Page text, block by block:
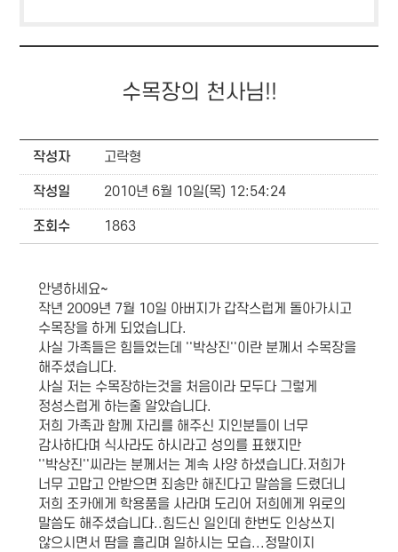
수목장의 천사님!!
작성자 고락형
작성일 2010년 6월 10일(목) 12:54:24
조회수 1863
안녕하세요~
작년 2009년 7월 10일 아버지가 갑작스럽게 돌아가시고
수목장을 하게 되었습니다.
사실 가족들은 힘들었는데 ''박상진''이란 분께서 수목장을
해주셨습니다.
사실 저는 수목장하는것을 처음이라 모두다 그렇게
정성스럽게 하는줄 알았습니다.
저희 가족과 함께 자리를 해주신 지인분들이 너무
감사하다며 식사라도 하시라고 성의를 표했지만
''박상진''씨라는 분께서는 계속 사양 하셨습니다.저희가
너무 고맙고 안받으면 죄송만 해진다고 말씀을 드렸더니
저희 조카에게 학용품을 사라며 도리어 저희에게 위로의
말씀도 해주셨습니다..힘드신 일인데 한번도 인상쓰지
않으시면서 땀을 흘리며 일하시는 모습...정말이지